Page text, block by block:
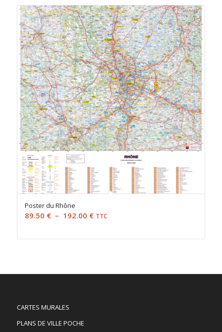
46.50 €
à
173.00 €
Poster du Rhône
89.50 € – 192.00 €Plage
prix :
192.00 €
TTC
CARTES MURALES
PLANS DE VILLE POCHE